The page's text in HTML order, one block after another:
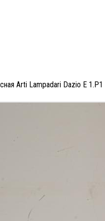
Arti Lampadari Dazio E 1.P1